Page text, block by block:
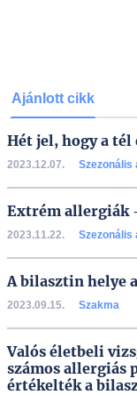
Ajánlott cikk
Hét jel, hogy a
2023.12.07. Szezonális
Extrém allergiák
2023.11.22. Szezonális
A bilasztin helye
2023.09.15. Szakma
Valós életbeli
számos allergiás
értékelték a